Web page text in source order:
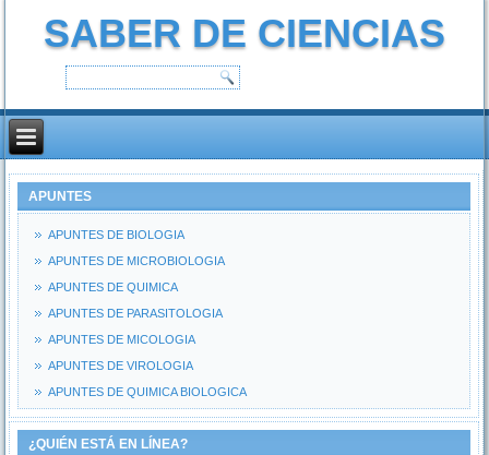
SABER DE CIENCIAS
APUNTES
APUNTES DE BIOLOGIA
APUNTES DE MICROBIOLOGIA
APUNTES DE QUIMICA
APUNTES DE PARASITOLOGIA
APUNTES DE MICOLOGIA
APUNTES DE VIROLOGIA
APUNTES DE QUIMICA BIOLOGICA
¿QUIÉN ESTÁ EN LÍNEA?